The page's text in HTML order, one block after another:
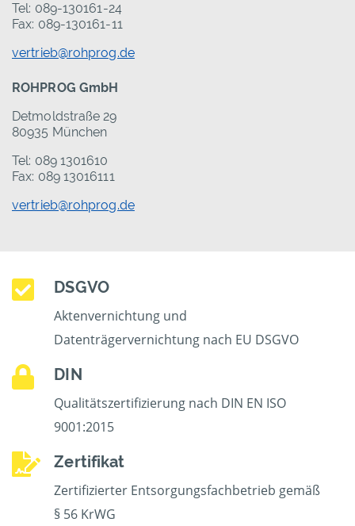
Tel: 089-130161-24
Fax: 089-130161-11
vertrieb@rohprog.de
ROHPROG GmbH
Detmoldstraße 29
80935 München
Tel: 089 1301610
Fax: 089 13016111
vertrieb@rohprog.de
DSGVO
Aktenvernichtung und
Datenträgervernichtung nach EU DSGVO
DIN
Qualitätszertifizierung nach DIN EN ISO
9001:2015
Zertifikat
Zertifizierter Entsorgungsfachbetrieb gemäß
§ 56 KrWG